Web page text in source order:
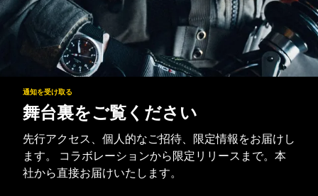
通知を受け取る
舞台裏をご覧ください
先行アクセス、個人的なご招待、限定情報をお届けし
ます。 コラボレーションから限定リリースまで。本
社から直接お届けいたします。